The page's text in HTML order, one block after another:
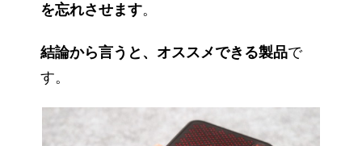
を忘れさせます。
結論から言うと、オススメできる製品で
す。